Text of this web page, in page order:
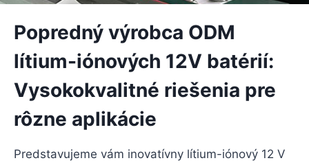
Popredný výrobca ODM
lítium-iónových 12V batérií:
Vysokokvalitné riešenia pre
rôzne aplikácie
Predstavujeme vám inovatívny lítium-iónový 12 V